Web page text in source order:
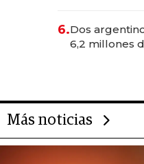
para
6.Dos
6,2 millones
Más noticias